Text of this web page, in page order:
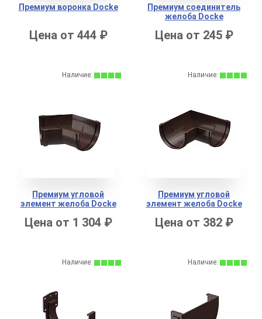
Премиум воронка Docke
Цена от 444 ₽
Премиум соединитель
желоба Docke
Цена от 245 ₽
Наличие:
Премиум угловой
элемент желоба Docke
Цена от 1 304 ₽
Наличие:
Премиум угловой
элемент желоба Docke
Цена от 382 ₽
Наличие: Наличие: